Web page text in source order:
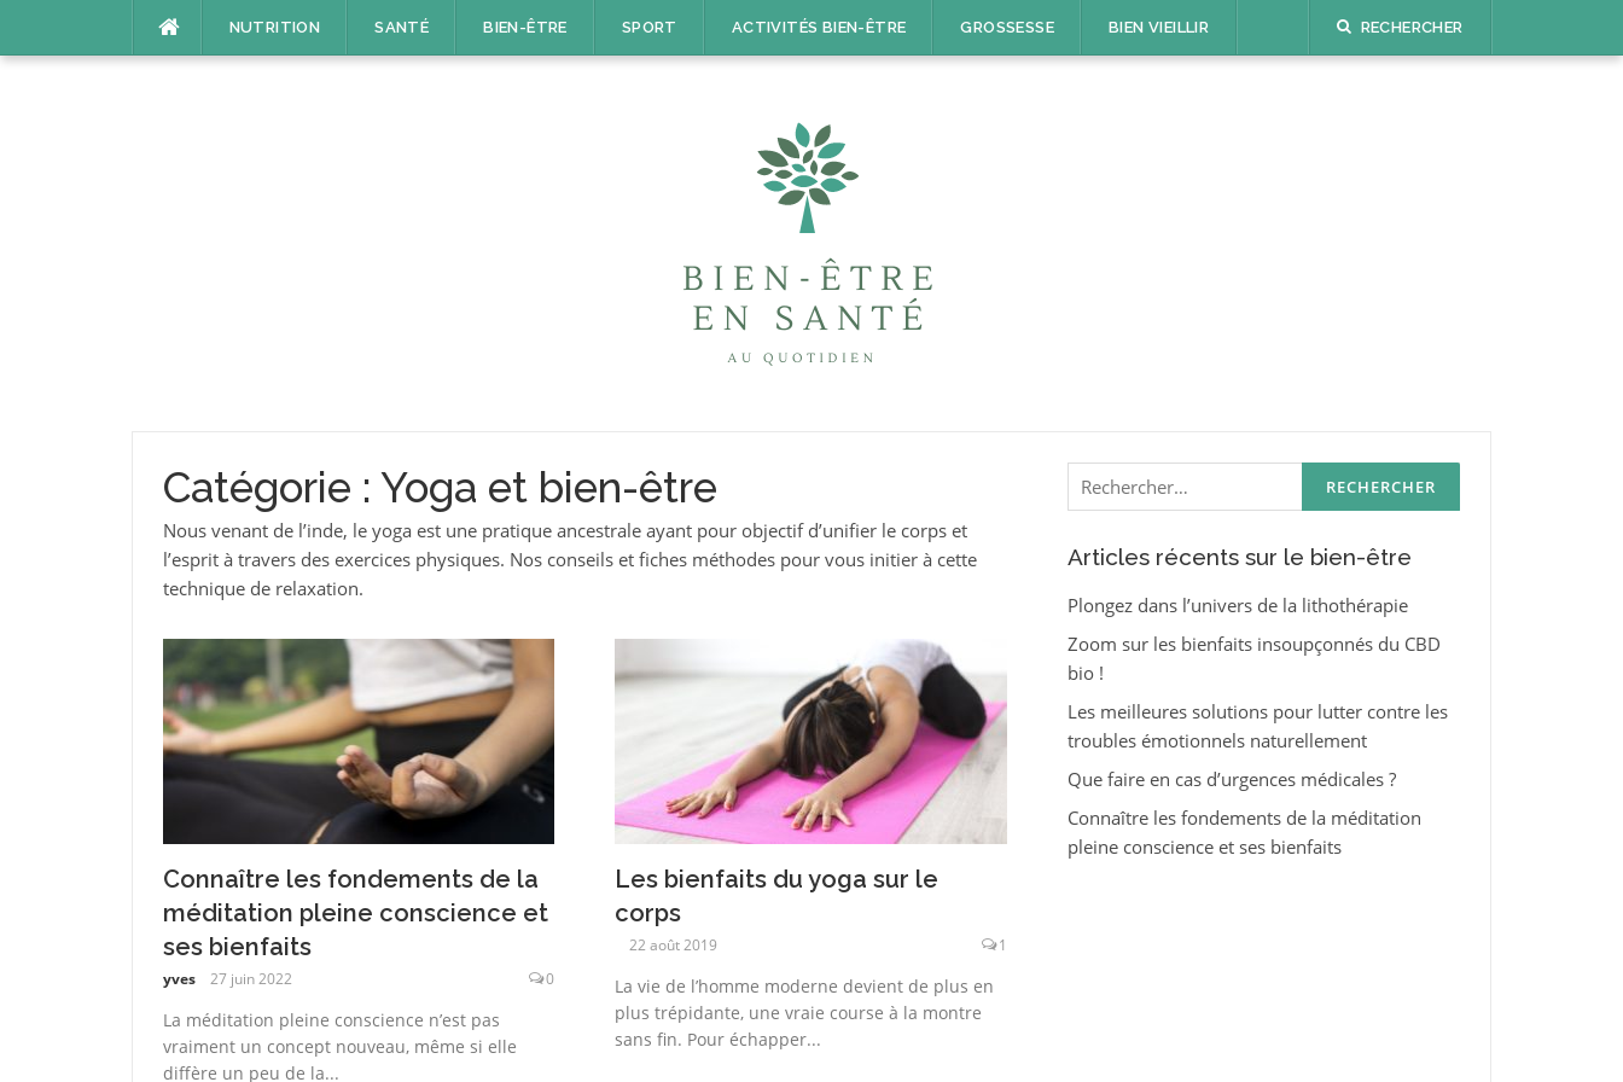
NUTRITION SANTÉ BIEN-ÊTRE SPORT ACTIVITÉS BIEN-ÊTRE GROSSESSE BIEN VIEILLIR RECHERCHER
Catégorie : Yoga et bien-être
Nous venant de l’inde, le yoga est une pratique ancestrale ayant pour objectif d’unifier le corps et
l’esprit à travers des exercices physiques. Nos conseils et fiches méthodes pour vous initier à cette
technique de relaxation.
Connaître les fondements de la
méditation pleine conscience et
ses bienfaits
yves 27 juin 2022 0
La méditation pleine conscience n’est pas
vraiment un concept nouveau, même si elle
diffère un peu de la...
Les bienfaits du yoga sur le
corps
22 août 2019 1
La vie de l’homme moderne devient de plus en
plus trépidante, une vraie course à la montre
sans fin. Pour échapper...
Rechercher :
Articles récents sur le bien-être
Plongez dans l’univers de la lithothérapie
Zoom sur les bienfaits insoupçonnés du CBD
bio !
Les meilleures solutions pour lutter contre les
troubles émotionnels naturellement
Que faire en cas d’urgences médicales ?
Connaître les fondements de la méditation
pleine conscience et ses bienfaits